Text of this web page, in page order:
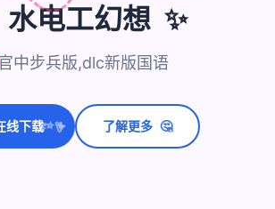
水电工幻想 ✨
中步兵版,dlc新版国语
线下载✨⭐💫 了解更多 🤔